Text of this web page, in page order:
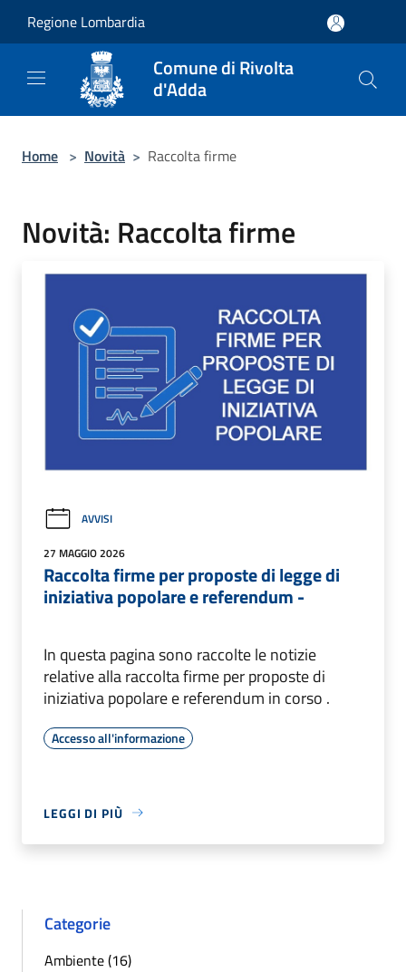
Regione Lombardia
Comune di Rivolta
d'Adda
Home > Novità > Raccolta firme
Novità: Raccolta firme
AVVISI
27 MAGGIO 2026
Raccolta firme per proposte di legge di
iniziativa popolare e referendum -
In questa pagina sono raccolte le notizie
relative alla raccolta firme per proposte di
iniziativa popolare e referendum in corso .
Accesso all'informazione
LEGGI DI PIÙ
Categorie
Ambiente (16)